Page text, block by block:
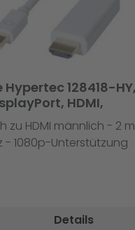
Hypertec 128418-
HDMI,
zu HDMI männlich - 2
- 1080p-Unterstützung
Details